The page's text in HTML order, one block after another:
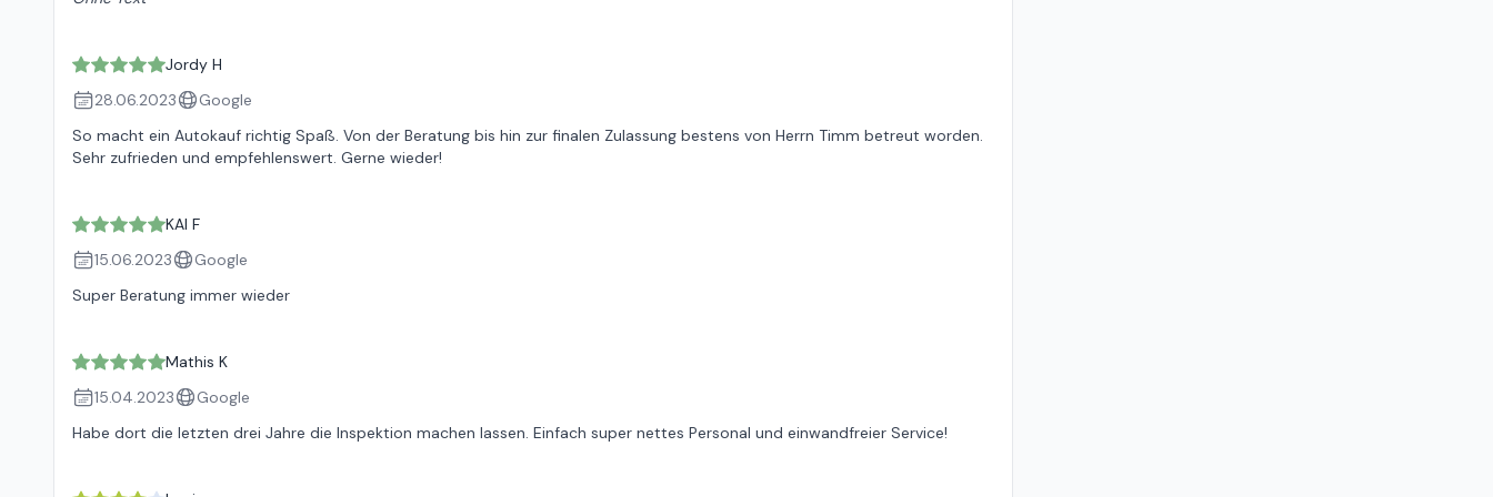
Jordy H
28.06.2023
Google
So macht ein Autokauf richtig Spaß. Von der Beratung bis hin zur finalen Zulassung bestens von Herrn Timm betreut worden.
Sehr zufrieden und empfehlenswert. Gerne wieder!
KAI F
15.06.2023
Google
Super Beratung immer wieder
Mathis K
15.04.2023
Google
Habe dort die letzten drei Jahre die Inspektion machen lassen. Einfach super nettes Personal und einwandfreier Service!